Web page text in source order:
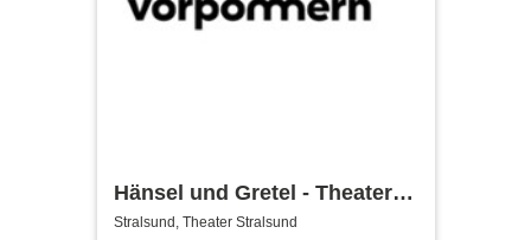
Hänsel und Gretel - Theater
Vorpommern
Stralsund, Theater Stralsund